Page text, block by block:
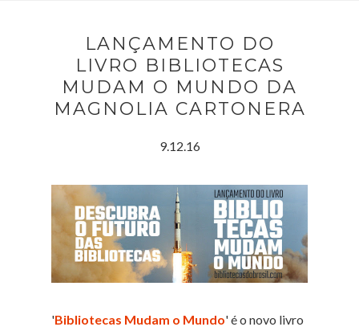
LANÇAMENTO DO
LIVRO BIBLIOTECAS
MUDAM O MUNDO DA
MAGNOLIA CARTONERA
9.12.16
'Bibliotecas Mudam o Mundo' é o novo livro